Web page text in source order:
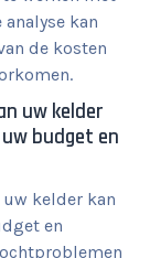
kan
de kosten
uw kelder
budget en
kelder kan
en